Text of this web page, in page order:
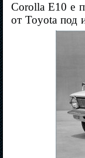
Corolla E10 е
от Toyota под